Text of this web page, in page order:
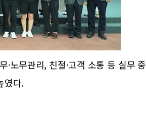
노무관리, 친절·고객 소통 등 실무 중
였다.